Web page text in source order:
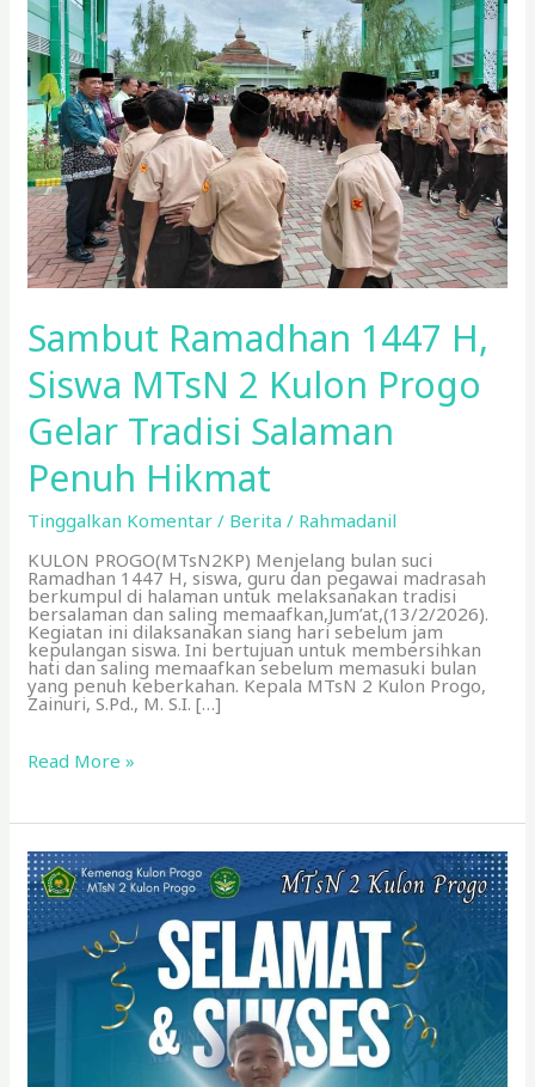
Sambut Ramadhan 1447 H,
Siswa MTsN 2 Kulon Progo
Gelar Tradisi Salaman
Penuh Hikmat
Tinggalkan Komentar / Berita / Rahmadanil
KULON PROGO(MTsN2KP) Menjelang bulan suci
Ramadhan 1447 H, siswa, guru dan pegawai madrasah
berkumpul di halaman untuk melaksanakan tradisi
bersalaman dan saling memaafkan,Jum’at,(13/2/2026).
Kegiatan ini dilaksanakan siang hari sebelum jam
kepulangan siswa. Ini bertujuan untuk membersihkan
hati dan saling memaafkan sebelum memasuki bulan
yang penuh keberkahan. Kepala MTsN 2 Kulon Progo,
Zainuri, S.Pd., M. S.I. […]
Siswa
MTsN
2
Kulon
Progo
Gelar
Tradisi
Salaman
Penuh
Hikmat
Read More »
Satria
Arya
Seta
Raih
Juara
Lompat
Kabupaten